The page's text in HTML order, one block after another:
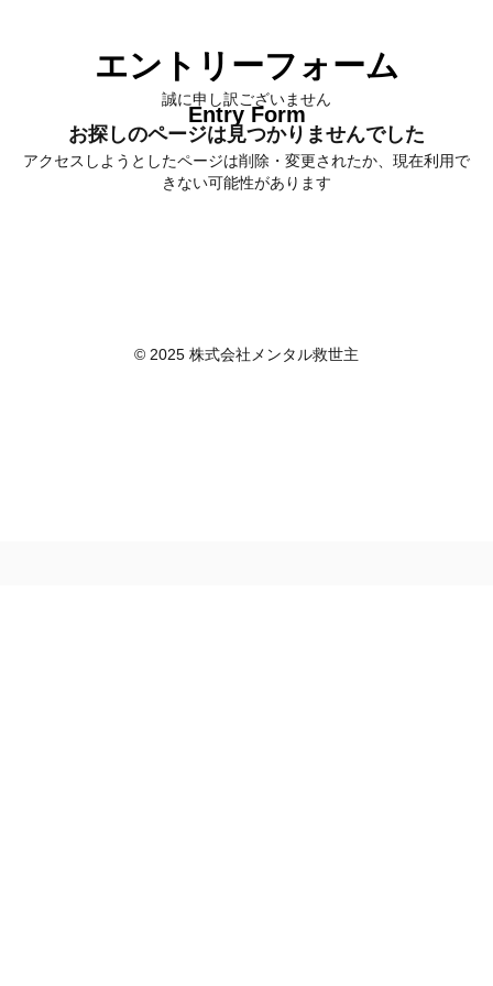
エントリーフォーム
Entry Form
誠に申し訳ございません
お探しのページは見つかりませんでした
アクセスしようとしたページは削除・変更されたか、現在利用で
きない可能性があります
© 2025 株式会社メンタル救世主